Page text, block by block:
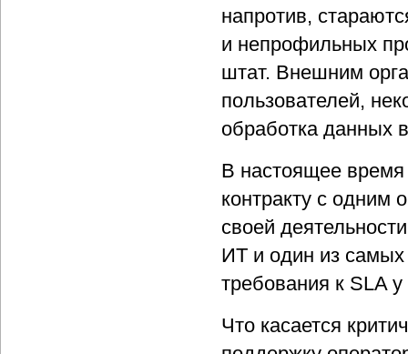
напротив,
и непрофильных
штат. Внешним
пользователей,
обработка данных
В настоящее время
контракту с одним
своей
ИТ и один из самых
требования к SLA
Что касается